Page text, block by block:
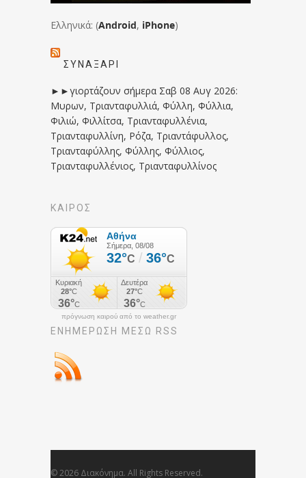
Ελληνικά: (Android, iPhone)
ΣΥΝΑΞΆΡΙ
►►γιορτάζουν σήμερα Σαβ 08 Αυγ 2026:
Μυρων, Τριανταφυλλιά, Φύλλη, Φύλλια,
Φιλιώ, Φιλλίτσα, Τριανταφυλλένια,
Τριανταφυλλίνη, Ρόζα, Τριαντάφυλλος,
Τριανταφύλλης, Φύλλης, Φύλλιος,
Τριανταφυλλένιος, Τριανταφυλλίνος
ΚΑΙΡΟΣ
πρόγνωση καιρού από το weather.gr
ΕΝΗΜΈΡΩΣΉ ΜΕΣΩ RSS
© 2026 Διακόνημα. All Rights Reserved.